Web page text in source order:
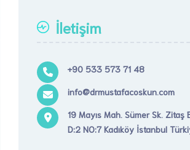
İletişim
+90 533 573 71 48
info@drmustafacoskun.com
19 Mayıs Mah. Sümer Sk. Zitaş
D:2 NO:7 Kadıköy İstanbul